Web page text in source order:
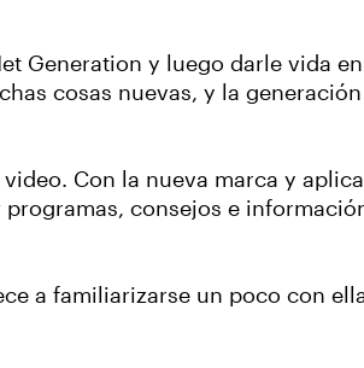
Generation y luego darle vida
cosas nuevas, y la
Con la nueva marca y
consejos e
a familiarizarse un poco con